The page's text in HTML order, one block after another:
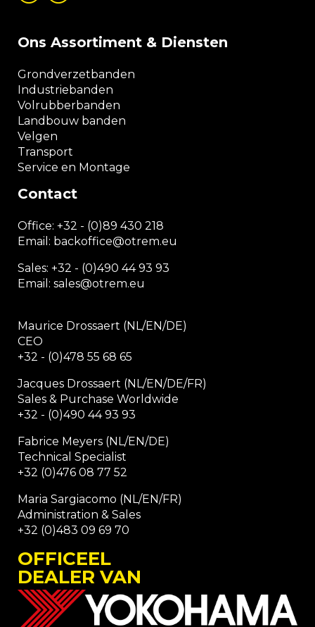
Contact
Office: +32 - (0)89 430 218
Email: backoffice@otrem.eu
Sales: +32 - (0)490 44 93 93
Email: sales@otrem.eu
Maurice Drossaert (NL/EN/DE)
CEO
+32 - (0)478 55 68 65
Jacques Drossaert (NL/EN/DE/FR)
Sales & Purchase Worldwide
+32 - (0)490 44 93 93
Fabrice Meyers (NL/EN/DE)
Technical Specialist
+32 (0)476 08 77 52
Maria Sargiacomo (NL/EN/FR)
Administration & Sales
+32 (0)483 09 69 70
Ons Assortiment & Diensten
Grondverzetbanden
Industriebanden
Volrubberbanden
Landbouw banden
Velgen
Transport
Service en Montage
OFFICEEL
DEALER VAN